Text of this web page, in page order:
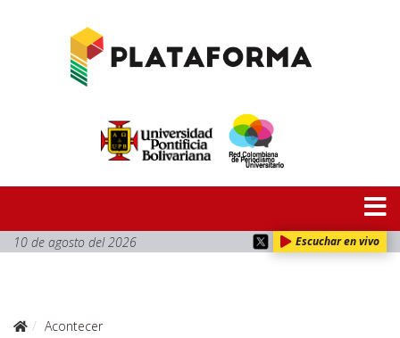
10 de agosto del 2026 Escuchar en vivo
Acontecer